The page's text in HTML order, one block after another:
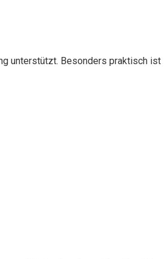
unterstützt. Besonders praktisch ist